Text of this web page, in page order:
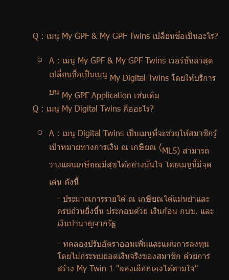
ร่วมงานกับเรา
| Eng
Q : เมนู My GPF & My GPF Twins เปลี่ยนชื่อเป็นอะไร?
A : เมนู My GPF & My GPF Twins เวอร์ชันล่าสุด
เปลี่ยนชื่อเป็นเมนู My Digital Twins โดยให้บริการ
บน My GPF Application เช่นเดิม
Q : เมนู My Digital Twins คืออะไร?
A : เมนู Digital Twins เป็นเมนูที่จะช่วยให้สมาชิกรู้
เป้าหมายทางการเงิน ณ เกษียณ (MLS) สามารถ
วางแผนเกษียณมีสุขได้อย่างมั่นใจ โดยเมนูนี้มีจุด
เด่น ดังนี้
- ประมาณการรายได้ ณ เกษียณได้แม่นยำและ
ครบถ้วนยิ่งขึ้น ประกอบด้วย เงินก้อน กบข. และ
เงินบำนาญจากรัฐ
- ทดลองปรับอัตราออมเพิ่มและแผนการลงทุน
โดยไม่กระทบยอดเงินจริงของสมาชิก ด้วยการ
สร้าง My Twin 1 "ลองเลือกเองได้ตามใจ"